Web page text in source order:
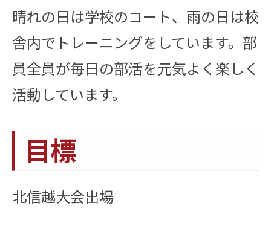
晴れの日は学校のコート、雨の日は校
舎内でトレーニングをしています。部
員全員が毎日の部活を元気よく楽しく
活動しています。
目標
北信越大会出場